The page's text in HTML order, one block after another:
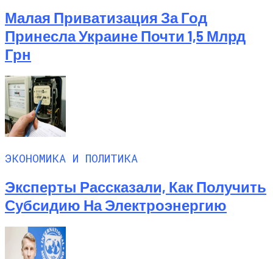
Малая Приватизация За Год
Принесла Украине Почти 1,5 Млрд
Грн
ЭКОНОМИКА И ПОЛИТИКА
Эксперты Рассказали, Как Получить
Субсидию На Электроэнергию